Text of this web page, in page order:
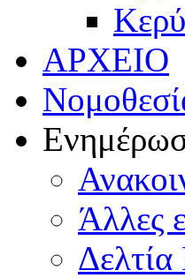
ΑΡΧΕΙΟ
Άλλες